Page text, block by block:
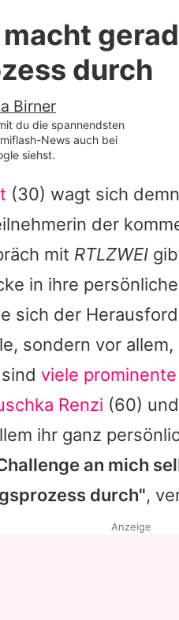
Filme & Serien
Familie & Liebe
Alle Themen auf
App runterladen
Team
Redaktionelle
Impressum
durch
Birner
du die spannendsten
News auch bei
siehst.
(30) wagt sich
der
mit RTLZWEI
in ihre
sich der
sondern vor
viele
Renzi (60) und
ihr ganz
an mich
durch",
Anzeige